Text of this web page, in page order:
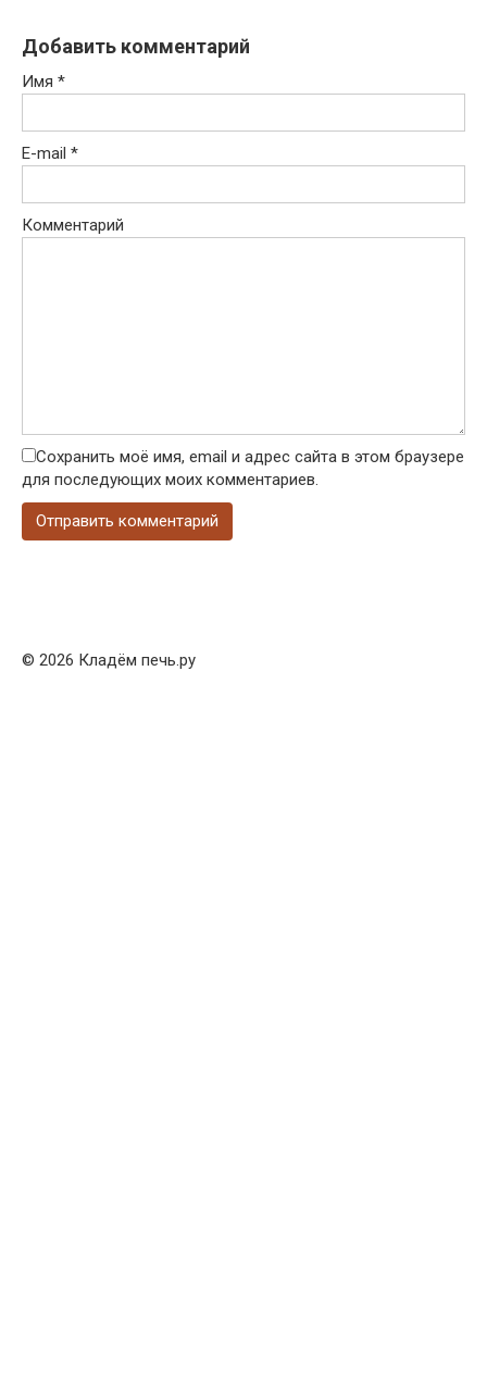
Добавить комментарий
Имя *
E-mail *
Комментарий
Сохранить моё имя, email и адрес сайта в этом браузере
для последующих моих комментариев.
© 2026 Кладём печь.ру